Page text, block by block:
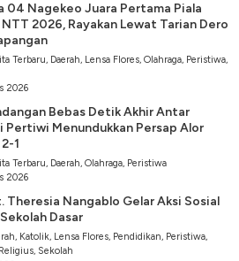
04 Nagekeo Juara Pertama Piala
2026, Rayakan Lewat Tarian Dero
Terbaru, Daerah, Lensa Flores, Olahraga, Peristiwa,
2026
Bebas Detik Akhir Antar
Pertiwi Menundukkan Persap Alor
1
Terbaru, Daerah, Olahraga, Peristiwa
2026
Theresia Nangablo Gelar Aksi Sosial
Dasar
, Katolik, Lensa Flores, Pendidikan, Peristiwa,
Religius, Sekolah